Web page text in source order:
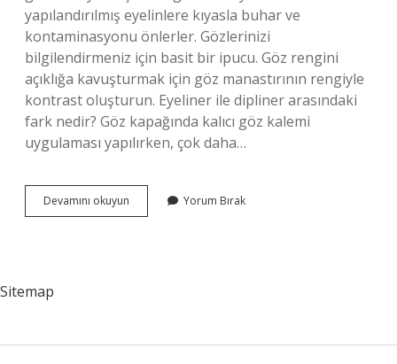
yapılandırılmış eyelinlere kıyasla buhar ve
kontaminasyonu önlerler. Gözlerinizi
bilgilendirmeniz için basit bir ipucu. Göz rengini
açıklığa kavuşturmak için göz manastırının rengiyle
kontrast oluşturun. Eyeliner ile dipliner arasındaki
fark nedir? Göz kapağında kalıcı göz kalemi
uygulaması yapılırken, çok daha…
Devamını okuyun
Neden
Yorum Bırak
Sitemap